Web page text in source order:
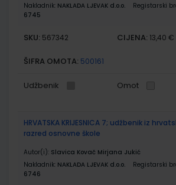
Nakladnik: NAKLADA LJEVAK d.o.o.
Registarski
6745
SKU: 567342 CIJENA: 13,40 €
ŠIFRA OMOTA: 500161
Udžbenik Omot
HRVATSKA KRIJESNICA 7; udžbenik iz
razred osnovne škole
Autor(i): Slavica Kovač Mirjana Jukić
Nakladnik: NAKLADA LJEVAK d.o.o.
Registarski
6746